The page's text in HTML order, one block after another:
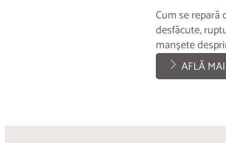
Cum se repară
desfăcute,
manșete
AFLĂ